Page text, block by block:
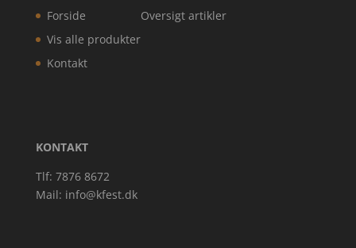
Forside
Vis alle produkter
Kontakt
Oversigt artikler
KONTAKT
Tlf: 7876 8672
Mail: info@kfest.dk